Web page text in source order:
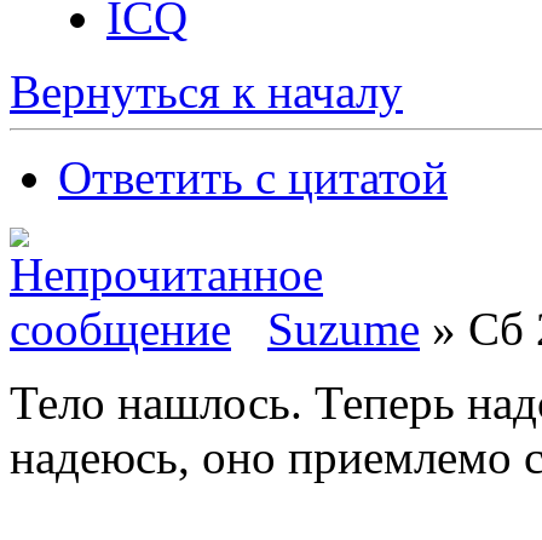
ICQ
Вернуться к началу
Ответить с цитатой
Suzume » Сб
Тело нашлось. Теперь
надеюсь, оно приемлемо